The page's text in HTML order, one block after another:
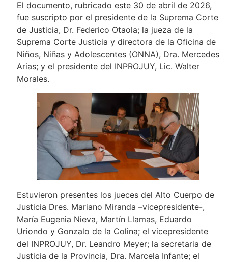
El documento, rubricado este 30 de abril de 2026,
fue suscripto por el presidente de la Suprema Corte
de Justicia, Dr. Federico Otaola; la jueza de la
Suprema Corte Justicia y directora de la Oficina de
Niños, Niñas y Adolescentes (ONNA), Dra. Mercedes
Arias; y el presidente del INPROJUY, Lic. Walter
Morales.
Estuvieron presentes los jueces del Alto Cuerpo de
Justicia Dres. Mariano Miranda –vicepresidente-,
María Eugenia Nieva, Martín Llamas, Eduardo
Uriondo y Gonzalo de la Colina; el vicepresidente
del INPROJUY, Dr. Leandro Meyer; la secretaria de
Justicia de la Provincia, Dra. Marcela Infante; el